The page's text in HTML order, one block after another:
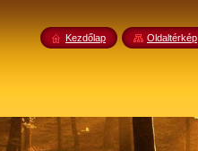
Kezdőlap Oldaltérkép